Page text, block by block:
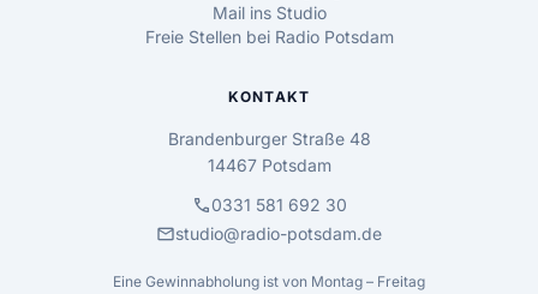
Mail ins Studio
Freie Stellen bei Radio Potsdam
KONTAKT
Brandenburger Straße 48
14467 Potsdam
call0331 581 692 30
mailstudio@radio-potsdam.de
Eine Gewinnabholung ist von Montag – Freitag